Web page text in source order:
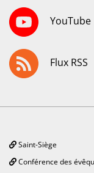
YouTube
Flux RSS
Saint-Siège
Conférence des